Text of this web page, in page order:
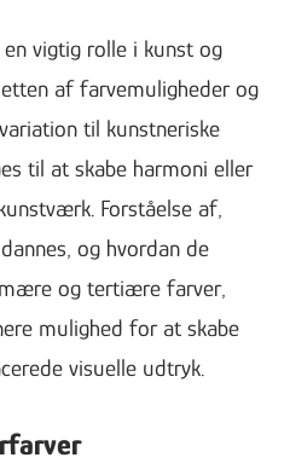
vigtig rolle i kunst og
af farvemuligheder og
til kunstneriske
til at skabe harmoni eller
Forståelse af,
og hvordan de
og tertiære farver,
mulighed for at skabe
visuelle udtryk.